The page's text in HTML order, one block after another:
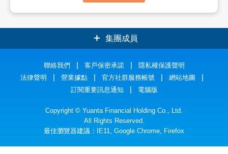
集團成員
元大證券 元大銀行
元大投信
元大期貨 元大投顧
元大創投 元大證金
聯絡我們 客戶保密承諾
隱私權保護聲明
法律聲明
營業據點 官方社群服務帳號
網站地圖
訂閱重要訊息通知
電腦版
Copyright © Yuanta Financial Holding Co., Ltd.
All Rights Reserved.
最佳瀏覽器建議：IE11, Google Chrome, Firefox